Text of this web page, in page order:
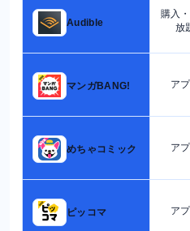
Audible
購入
放
マンガBANG! ア
めちゃコミック ア
ピッコマ ア